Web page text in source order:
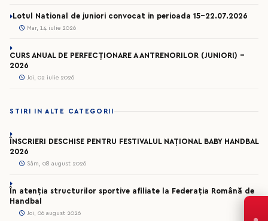
Lotul National de juniori convocat in perioada 15-22.07.2026
Mar, 14 iulie 2026
CURS ANUAL DE PERFECȚIONARE A ANTRENORILOR (JUNIORI) -
2026
Joi, 02 iulie 2026
STIRI IN ALTE CATEGORII
ÎNSCRIERI DESCHISE PENTRU FESTIVALUL NAȚIONAL BABY HANDBAL
2026
Sâm, 08 august 2026
În atenția structurilor sportive afiliate la Federația Română de
Handbal
Joi, 06 august 2026